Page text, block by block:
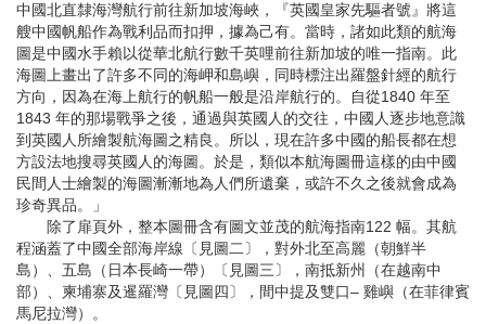
中國北直隸海灣航行前往新加坡海峽，『英國皇家先驅者號』將這
艘中國帆船作為戰利品而扣押，據為己有。當時，諸如此類的航海
圖是中國水手賴以從華北航行數千英哩前往新加坡的唯一指南。此
海圖上畫出了許多不同的海岬和島嶼，同時標注出羅盤針經的航行
方向，因為在海上航行的帆船一般是沿岸航行的。自從1840 年至
1843 年的那場戰爭之後，通過與英國人的交往，中國人逐步地意識
到英國人所繪製航海圖之精良。所以，現在許多中國的船長都在想
方設法地搜尋英國人的海圖。於是，類似本航海圖冊這樣的由中國
民間人士繪製的海圖漸漸地為人們所遺棄，或許不久之後就會成為
珍奇異品。」
除了扉頁外，整本圖冊含有圖文並茂的航海指南122 幅。其航
程涵蓋了中國全部海岸線〔見圖二〕，對外北至高麗（朝鮮半
島）、五島（日本長崎一帶）〔見圖三〕，南抵新州（在越南中
部）、柬埔寨及暹羅灣〔見圖四〕，間中提及雙口– 雞嶼（在菲律賓
馬尼拉灣）。